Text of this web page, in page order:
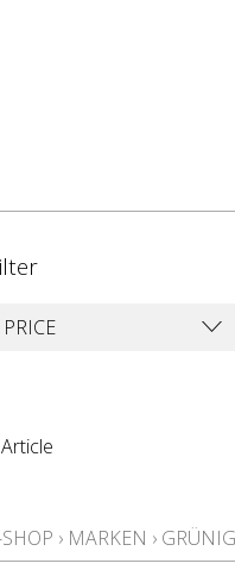
PRICE
SHOP › MARKEN ›